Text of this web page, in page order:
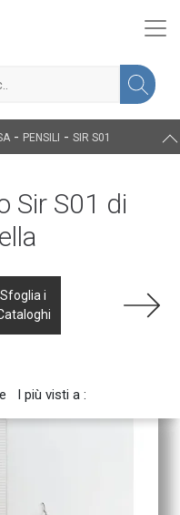
- PENSILI - SIR S01
Sir S01 di
Sfoglia i
I più visti a :